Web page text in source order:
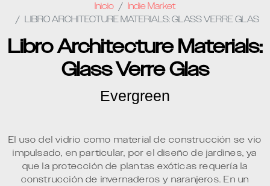
Inicio
Indie Market
LIBRO ARCHITECTURE MATERIALS: GLASS VERRE GLAS
Libro Architecture Materials:
Glass Verre Glas
Evergreen
El uso del vidrio como material de construcción se vio
impulsado, en particular, por el diseño de jardines, ya
que la protección de plantas exóticas requería la
construcción de invernaderos y naranjeros. En un